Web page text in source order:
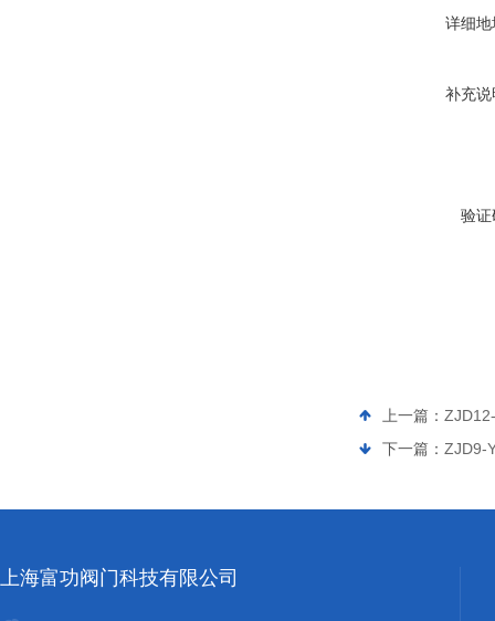
详细地
补充说
验证
上一篇：
下一篇： ZJD9-
上海富功阀门科技有限公司